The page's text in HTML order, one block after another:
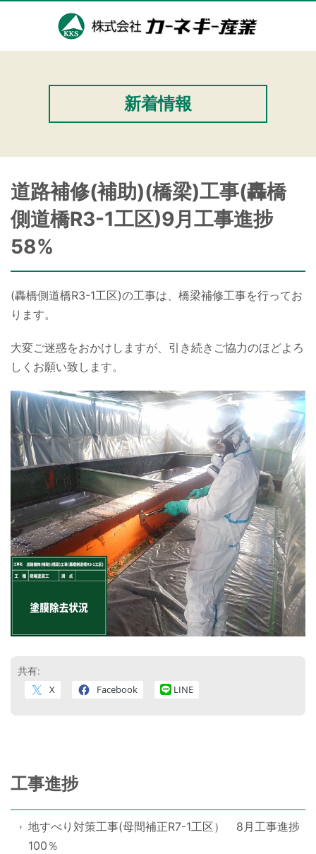
新着情報
道路補修(補助)(橋梁)工事(轟橋
側道橋R3-1工区)9月工事進捗
58%
(轟橋側道橋R3-1工区)の工事は、橋梁補修工事を行ってお
ります。
大変ご迷惑をおかけしますが、引き続きご協力のほどよろ
しくお願い致します。
共有:
X Facebook LINE
工事進捗
地すべり対策工事(母間補正R7-1工区） 8月工事進捗
100％